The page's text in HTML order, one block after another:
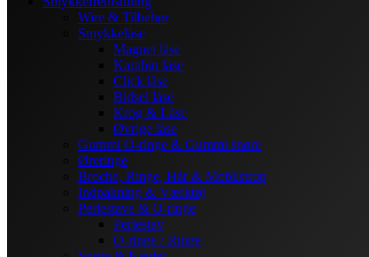
Wire & Tilbehør
Smykkelåse
Magnet låse
Karabin låse
Click låse
Bidsel låse
Krog & Låse
Øvrige låse
Gummi O-ringe & Gummi snøre
Øreringe
Broche, Ringe, Hår & Mobilstrop
Indpakning & Værktøj
Perlestave & O-ringe
Perlestav
O-ringe / Ringe